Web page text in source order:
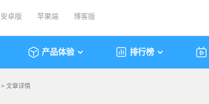
安卓版 苹果端 博客版
产品体验 排行榜
> 文章详情